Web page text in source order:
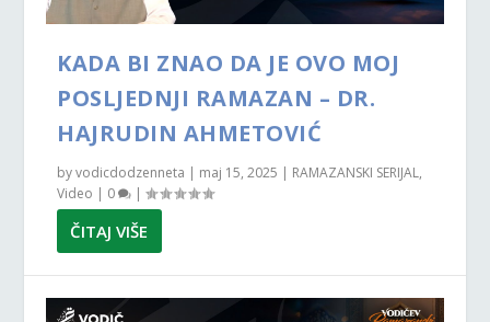
KADA BI ZNAO DA JE OVO MOJ
POSLJEDNJI RAMAZAN – DR.
HAJRUDIN AHMETOVIĆ
byvodicdodzenneta | maj 15, 2025 | RAMAZANSKI SERIJAL,
Video | 0 |
ČITAJ VIŠE